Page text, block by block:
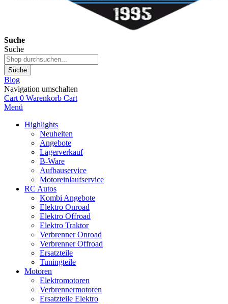
Suche
Suche
Suche
Blog
Navigation umschalten
Cart 0 Warenkorb Cart
Menü
Highlights
Neuheiten
Angebote
Lagerverkauf
B-Ware
Aufbauservice
Motoreinlaufservice
RC Autos
Kombi Angebote
Elektro Onroad
Elektro Offroad
Elektro Traktor
Verbrenner Onroad
Verbrenner Offroad
Ersatzteile
Tuningteile
Motoren
Elektromotoren
Verbrennermotoren
Ersatzteile Elektro